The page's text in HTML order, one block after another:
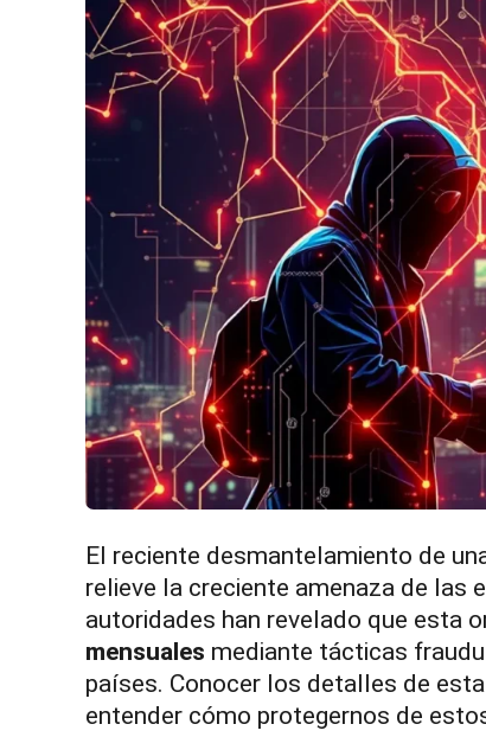
El reciente desmantelamiento de
relieve la creciente amenaza de las
autoridades han revelado que esta
mensuales mediante tácticas
países. Conocer los detalles de
entender cómo protegernos de